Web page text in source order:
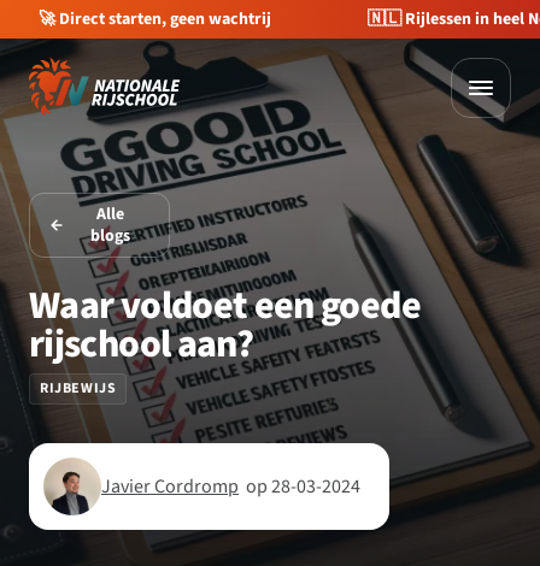
🇳🇱 Rijlessen in heel Nederland 💰 €400 korting op je
Alle
blogs
Waar voldoet een goede
rijschool aan?
RIJBEWIJS
Javier Cordromp op 28-03-2024